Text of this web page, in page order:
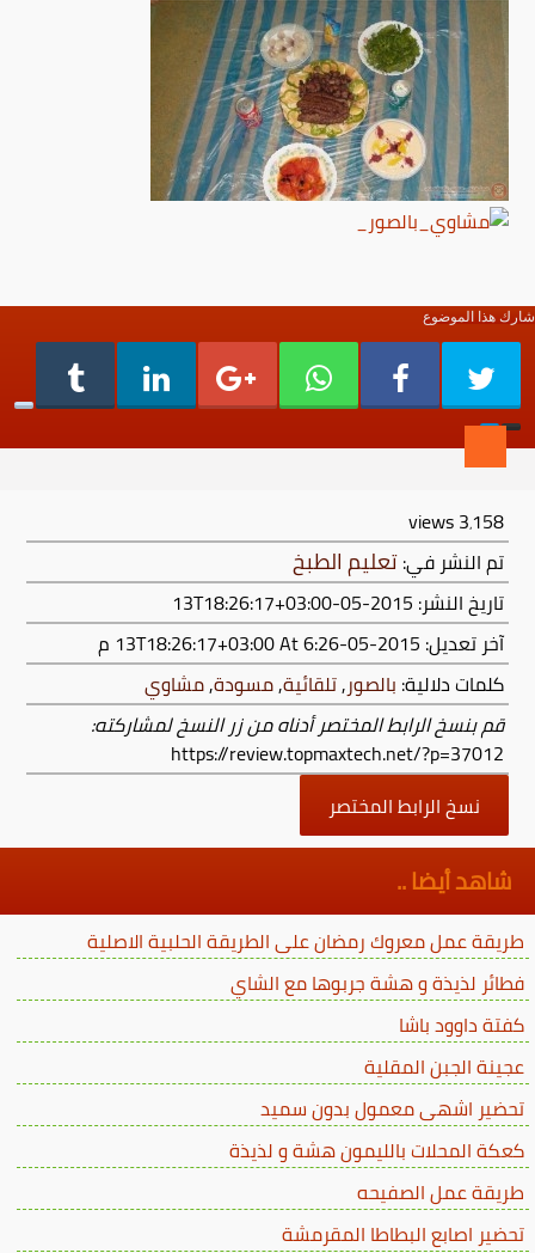
شارك هذا الموضوع
3٬158views
تم النشر في:تعليم الطبخ
تاريخ النشر: 2015-05-13T18:26:17+03:00
آخر تعديل: 2015-05-13T18:26:17+03:00
At 6:26 م
كلمات دلالية: بالصور,تلقائية,مسودة,مشاوي
قم بنسخ الرابط المختصر أدناه من زر النسخ لمشاركته:
https://review.topmaxtech.net/?p=37012
نسخ الرابط المختصر
شاهد أيضا ..
طريقة عمل معروك رمضان على الطريقة الحلبية الاصلية
فطائر لذيذة و هشة جربوها مع الشاي
كفتة داوود باشا
عجينة الجبن المقلية
تحضير اشهى معمول بدون سميد
كعكة المحلات بالليمون هشة و لذيذة
طريقة عمل الصفيحه
تحضير اصابع البطاطا المقرمشة